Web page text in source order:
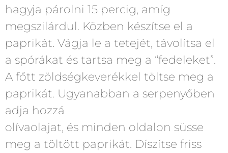
hagyja párolni 15 percig, amíg
megszilárdul. Közben készítse el a
paprikát. Vágja le a tetejét, távolítsa el
a spórákat és tartsa meg a “fedeleket”.
A főtt zöldségkeverékkel töltse meg a
paprikát. Ugyanabban a serpenyőben
adja hozzá
olívaolajat, és minden oldalon süsse
meg a töltött paprikát. Díszítse friss